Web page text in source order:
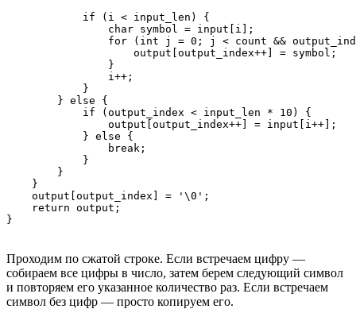
            if (i < input_len) {
                char symbol = input[i];
for (int j = 0; j < count &&
                    output[output_index++] = symbol;
                }
                i++;
            }
        } else {
            if (output_index < input_len * 10) {
                output[output_index++] = input[i++];
            } else {
                break;
            }
        }
    }
    output[output_index] = '\0';
    return output;
Проходим по сжатой строке. Если встречаем цифру —
собираем все цифры в число, затем берем следующий символ
и повторяем его указанное количество раз. Если встречаем
символ без цифр — просто копируем его.